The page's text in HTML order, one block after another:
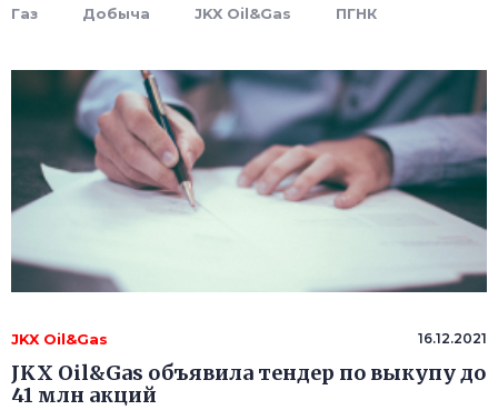
Газ Добыча JKX Oil&Gas ПГНК
JKX Oil&Gas 16.12.2021
JKX Oil&Gas объявила тендер по выкупу до
41 млн акций